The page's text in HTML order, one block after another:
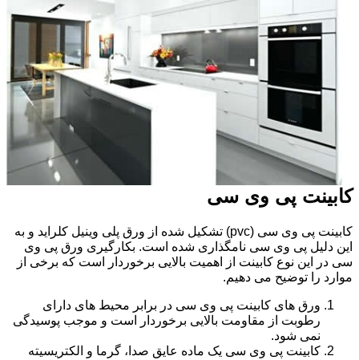
کابینت پی وی سی
کابینت پی وی سی (pvc) تشکیل شده از ورق پلی وینیل کلراید و به
این دلیل پی وی سی نامگذاری شده است. بکارگیری ورق پی وی
سی در این نوع کابینت از اهمیت بالایی برخوردار است که برخی از
موارد را توضیح می دهیم.
ورق های کابینت پی وی سی در برابر محیط های دارای
رطوبت از مقاومت بالایی برخوردار است و موجب پوسیدگی
نمی شود.
کابینت پی وی سی یک ماده عایق صدا، گرما و الکتریسیته